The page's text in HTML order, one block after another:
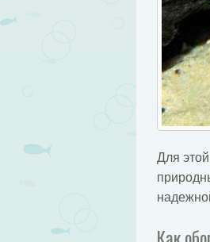
Для